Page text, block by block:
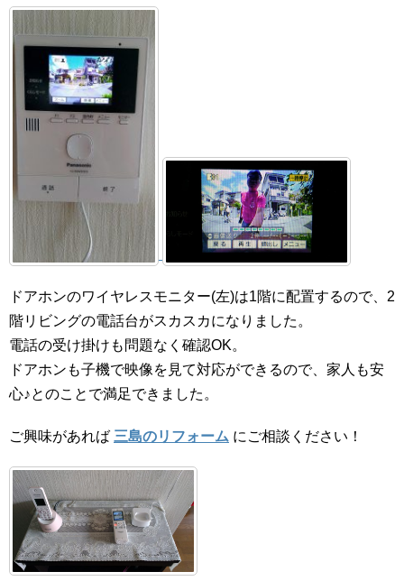
ドアホンのワイヤレスモニター(左)は1階に配置するので、2
階リビングの電話台がスカスカになりました。
電話の受け掛けも問題なく確認OK。
ドアホンも子機で映像を見て対応ができるので、家人も安
心♪とのことで満足できました。
ご興味があれば 三島のリフォーム にご相談ください！